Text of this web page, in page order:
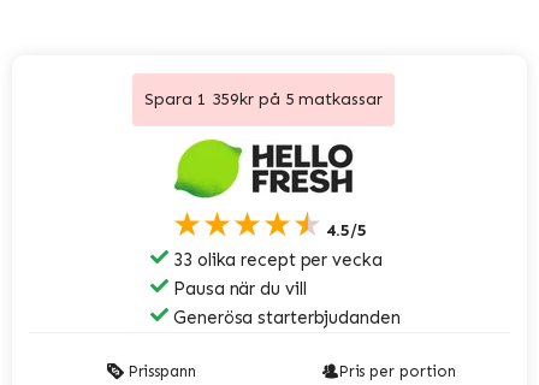
Spara 1 359kr på 5 matkassar
★★★★★ 4.5/5
33 olika recept per vecka
Pausa när du vill
Generösa starterbjudanden
Prisspann Pris per portion